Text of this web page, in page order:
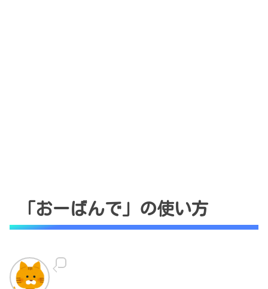
「おーばんで」の使い方